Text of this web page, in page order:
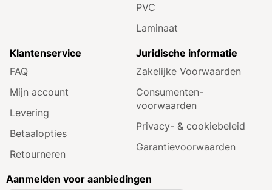
PVC
Laminaat
Klantenservice
FAQ
Mijn account
Levering
Betaalopties
Retourneren
Juridische informatie
Zakelijke Voorwaarden
Consumenten­
voorwaarden
Privacy- & cookiebeleid
Garantie­voorwaarden
Aanmelden voor aanbiedingen